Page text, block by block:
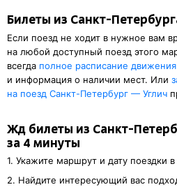
Билеты из Санкт-
Если поезд не ходит в нужное вам
на любой доступный поезд этого
всегда полное расписание
и информация о наличии мест. Или
на поезд Санкт-Петербург — Углич
Жд билеты из Санкт-
за 4 минуты
1. Укажите маршрут и дату поездки
2. Найдите интересующий вас